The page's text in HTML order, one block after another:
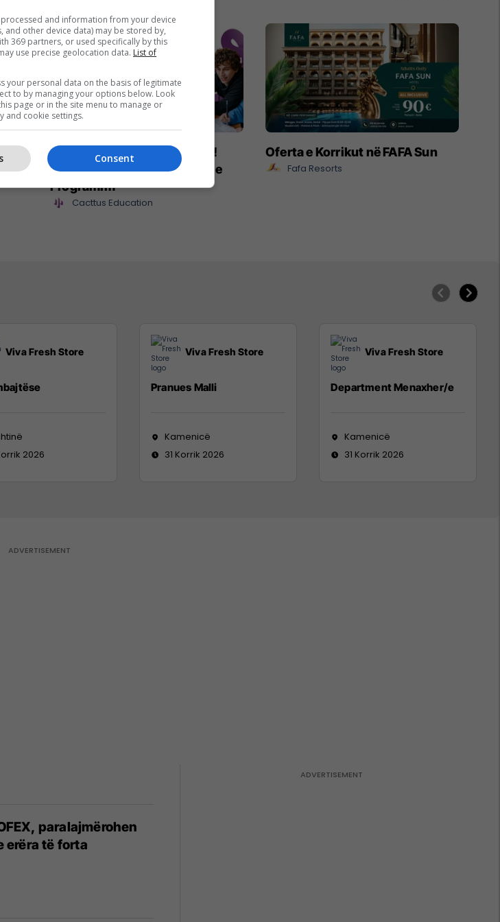
Maturant, puno nga shtëpia!
Studio Siguri Kibernetike ose
Programim
Cacttus Education
Oferta e Korrikut në FAFA Sun
Fafa Resorts
Viva Fresh Store
2026
Viva Fresh Store
Pranues Malli
Kamenicë
31 Korrik 2026
Viva Fresh Store
Department Menaxher/e
Kamenicë
31 Korrik 2026
paralajmërohen
erëra të forta
and information from your device
and other device data) may be stored by,
369 partners, or used specifically by this
use precise geolocation data. List of
your personal data on the basis of legitimate
to by managing your options below. Look
page or in the site menu to manage or
and cookie settings.
Consent